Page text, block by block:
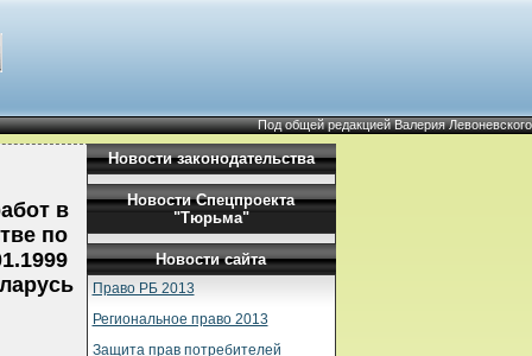
Под общей редакцией Валерия Левоневского
в
по
Новости законодательства
Новости Спецпроекта
"Тюрьма"
Новости сайта
Право РБ 2013
Региональное право 2013
Защита прав потребителей